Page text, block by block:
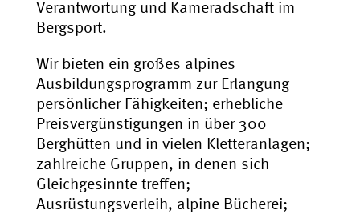
Verantwortung und Kameradschaft im
Bergsport.
Wir bieten ein großes alpines
Ausbildungsprogramm zur Erlangung
persönlicher Fähigkeiten; erhebliche
Preisvergünstigungen in über 300
Berghütten und in vielen Kletteranlagen;
zahlreiche Gruppen, in denen sich
Gleichgesinnte treffen;
Ausrüstungsverleih, alpine Bücherei;